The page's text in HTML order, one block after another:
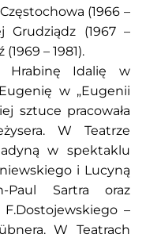
(1966 –
Grudziądz (1967 –
– 1981).
Hrabinę Idalię w
w „Eugenii
sztuce pracowała
W Teatrze
w spektaklu
i Lucyną
Paul Sartra oraz
–
W Teatrach